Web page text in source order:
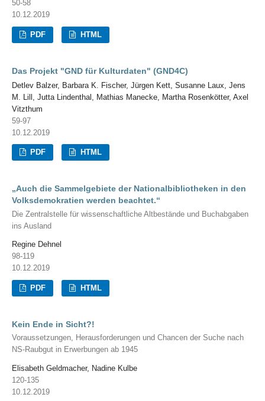
50-58
10.12.2019
PDF HTML
Das Projekt "GND für Kulturdaten" (GND4C)
Detlev Balzer, Barbara K. Fischer, Jürgen Kett, Susanne Laux, Jens
M. Lill, Jutta Lindenthal, Mathias Manecke, Martha Rosenkötter, Axel
Vitzthum
59-97
10.12.2019
PDF HTML
„Auch die Sammelgebiete der Nationalbibliotheken in den
Volksdemokratien werden beachtet.“
Die Zentralstelle für wissenschaftliche Altbestände und Buchabgaben
ins Ausland
Regine Dehnel
98-119
10.12.2019
PDF HTML
Kein Ende in Sicht?!
Voraussetzungen, Herausforderungen und Chancen der Suche nach
NS-Raubgut in Erwerbungen ab 1945
Elisabeth Geldmacher, Nadine Kulbe
120-135
10.12.2019